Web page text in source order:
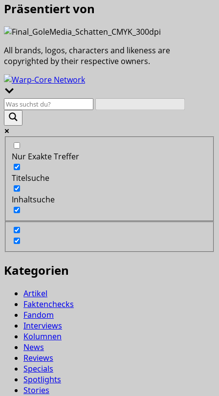
Präsentiert von
All brands, logos, characters and likeness are
copyrighted by their respective owners.
Nur Exakte Treffer
Titelsuche
Inhaltsuche
Kategorien
Artikel
Faktenchecks
Fandom
Interviews
Kolumnen
News
Reviews
Specials
Spotlights
Stories